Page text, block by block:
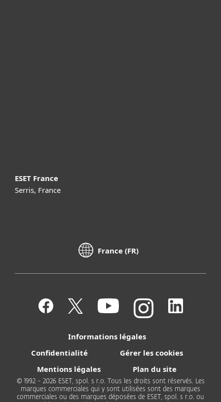
ESET France
Serris, France
France (FR)
Informations légales
Confidentialité
Gérer les cookies
Mentions légales
Plan du site
© 1992 - 2026 ESET, spol. s r.o. Tous les droits sont réservés. Les
marques commerciales qui y sont utilisées sont des marques
commerciales ou des marques déposées de ESET, spol. s r.o. ou